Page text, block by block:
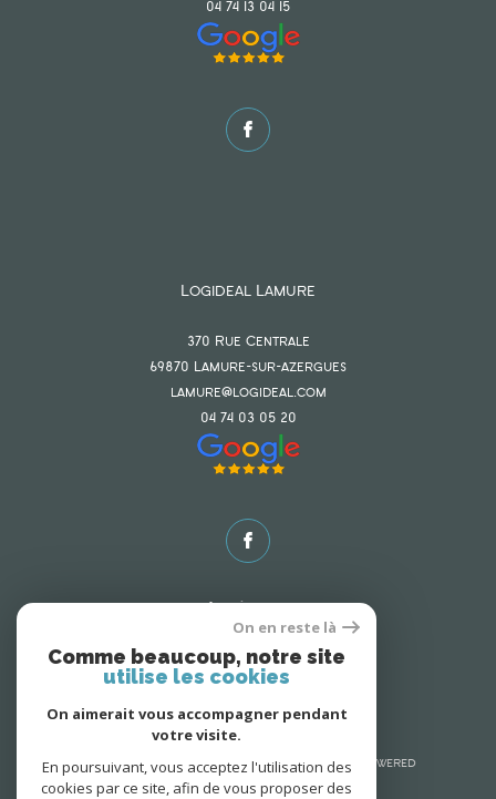
04 74 13 04 15
Logideal Lamure
370 Rue Centrale
69870 lamure-sur-azergues
lamure@logideal.com
04 74 03 05 20
© 2026 | Tous droits réservés | Traduction powered
by Google |
On en reste là
Comme beaucoup, notre site
utilise les cookies
On aimerait vous accompagner pendant
votre visite.
En poursuivant, vous acceptez l'utilisation des
cookies par ce site, afin de vous proposer des